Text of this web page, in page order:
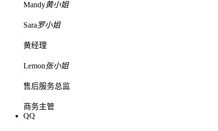
Mandy黄小姐
Sara罗小姐
黄经理
Lemon张小姐
售后服务总监
商务主管
QQ